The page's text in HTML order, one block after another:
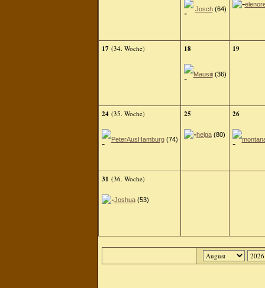
Josch(64)
17 (34. Woche) 18
Mausiii(36)
19
24(35. Woche)
PeterAusHamburg(74)
25
helga(80)
26
31 (36. Woche)
Joshua(53)